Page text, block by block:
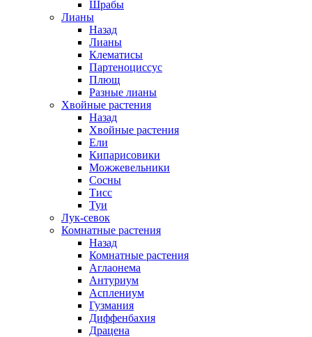
Шрабы
Лианы
Назад
Лианы
Клематисы
Партеноциссус
Плющ
Разные лианы
Хвойные растения
Назад
Хвойные растения
Ели
Кипарисовики
Можжевельники
Сосны
Тисс
Туи
Лук-севок
Комнатные растения
Назад
Комнатные растения
Аглаонема
Антуриум
Асплениум
Гузмания
Диффенбахия
Драцена